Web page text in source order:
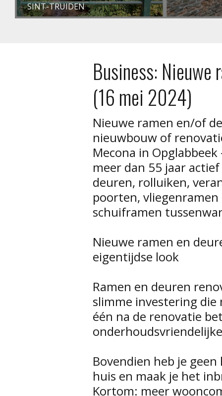
SINT-TRUIDEN
Business: Nieuwe
(16 mei 2024)
Nieuwe ramen en/of
nieuwbouw of
Mecona in
meer dan 55 jaar
deuren, rolluiken,
poorten,
schuiframen
Nieuwe ramen en
eigentijdse look
Ramen en deuren
slimme investering
één na de renovatie
Bovendien heb je
huis en maak je het
Kortom: meer